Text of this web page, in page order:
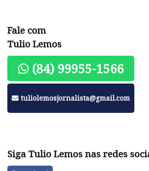
Fale com
Tulio Lemos
(84) 99955-1566
tuliolemosjornalista@gmail.com
Siga Tulio Lemos nas redes